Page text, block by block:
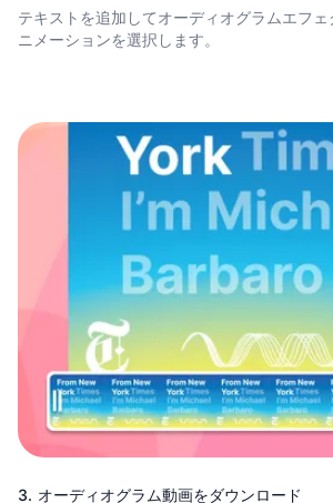
テキストを追加 してオーディオグラムエフ
ニメーションを選択します。
3. オーディオグラム動画をダウンロード